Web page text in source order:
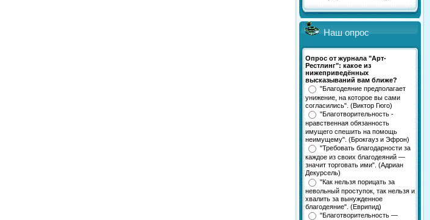
Наш опрос
Опрос от журнала "Арт-
Рестлинг": какое из
нижеприведённых
высказываний вам ближе?
"Благодеяние предполагает
унижение, на которое вы сами
согласились". (Виктор Гюго)
"Благотворительность -
нравственная обязанность
имущего спешить на помощь
неимущему". (Брокгауз и Эфрон)
"Требовать благодарности за
каждое из своих благодеяний —
значит торговать ими". (Адриан
Декурсель)
"Как нельзя порицать за
невольный проступок, так нельзя и
хвалить за вынужденное
благодеяние". (Еврипид)
"Благотворительность —